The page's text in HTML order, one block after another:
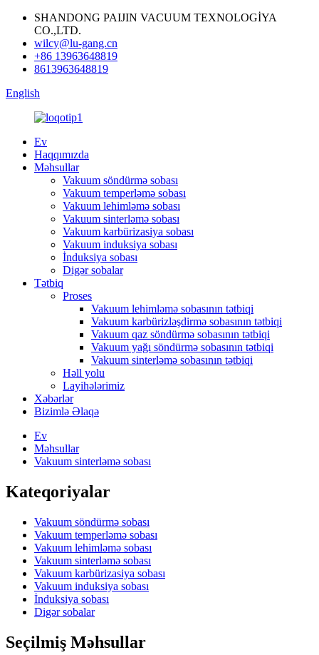
SHANDONG PAIJIN VACUUM TEXNOLOGİYA
CO.,LTD.
wilcy@lu-gang.cn
+86 13963648819
8613963648819
English
Ev
Haqqımızda
Məhsullar
Vakuum söndürmə sobası
Vakuum temperləmə sobası
Vakuum lehimləmə sobası
Vakuum sinterləmə sobası
Vakuum karbürizasiya sobası
Vakuum induksiya sobası
İnduksiya sobası
Digər sobalar
Tətbiq
Proses
Vakuum lehimləmə sobasının tətbiqi
Vakuum karbürizləşdirmə sobasının tətbiqi
Vakuum qaz söndürmə sobasının tətbiqi
Vakuum yağı söndürmə sobasının tətbiqi
Vakuum sinterləmə sobasının tətbiqi
Həll yolu
Layihələrimiz
Xəbərlər
Bizimlə Əlaqə
Ev
Məhsullar
Vakuum sinterləmə sobası
Kateqoriyalar
Vakuum söndürmə sobası
Vakuum temperləmə sobası
Vakuum lehimləmə sobası
Vakuum sinterləmə sobası
Vakuum karbürizasiya sobası
Vakuum induksiya sobası
İnduksiya sobası
Digər sobalar
Seçilmiş Məhsullar